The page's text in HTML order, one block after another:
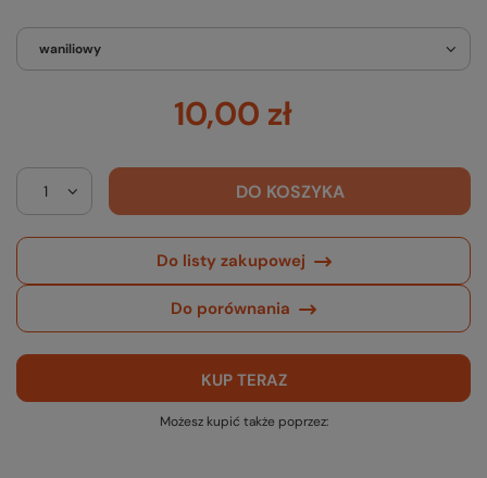
waniliowy
10,00 zł
DO KOSZYKA
Do listy zakupowej
Do porównania
KUP TERAZ
Możesz kupić także poprzez: